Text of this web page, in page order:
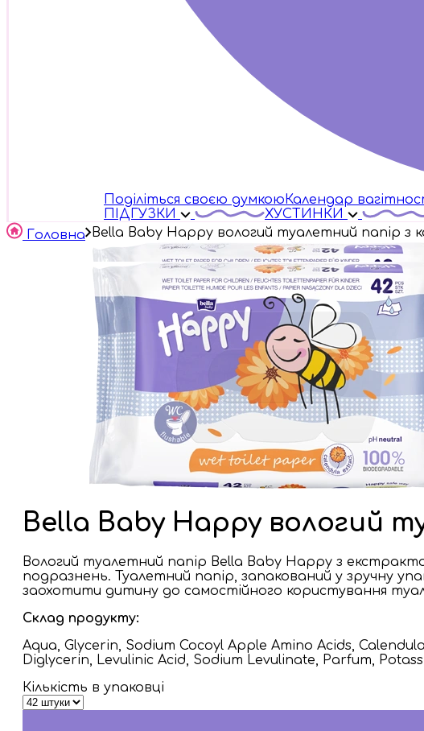
Поділіться своєю думкоюКалендар
ПІДГУЗКИ
ХУСТИНКИ
Головна
Bella Baby Happy вологий туалетний папір з
Bella Baby Happy вологий
Вологий туалетний папір Bella Baby Happy з
подразнень. Туалетний папір, запакований у зручну
заохотити дитину до самостійного користування
Склад продукту:
Aqua, Glycerin, Sodium Cocoyl Apple Amino Acids,
Diglycerin, Levulinic Acid, Sodium Levulinate, Parfum,
Кількість в упаковці